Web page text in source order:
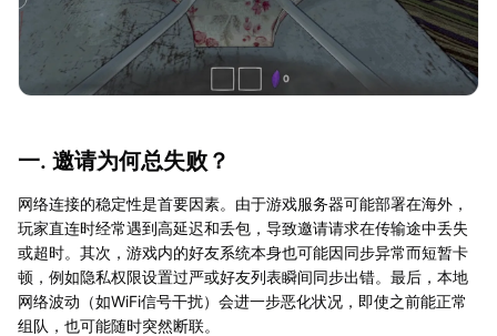
一. 邀请为何总失败？
网络连接的稳定性是首要因素。由于游戏服务器可能部署在海外，
玩家直连时经常遇到高延迟和丢包，导致邀请请求在传输途中丢失
或超时。其次，游戏内的好友系统本身也可能因同步异常而短暂卡
顿，例如隐私权限设置过严或好友列表瞬间同步出错。最后，本地
网络波动（如WiFi信号干扰）会进一步恶化状况，即使之前能正常
组队，也可能随时突然断联。